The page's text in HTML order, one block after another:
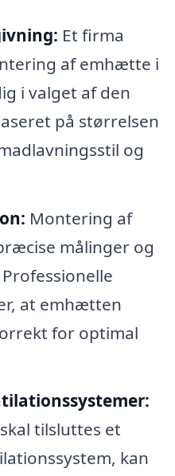
Et firma
af emhætte i
i valget af den
på størrelsen
og
Montering af
målinger og
at emhætten
for optimal
tilsluttes et
kan